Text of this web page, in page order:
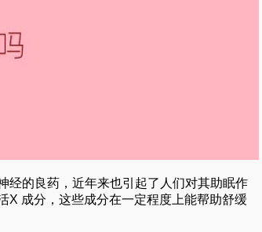
经的良药，近年来也引起了人们对其助眠作
X 成分，这些成分在一定程度上能帮助舒缓